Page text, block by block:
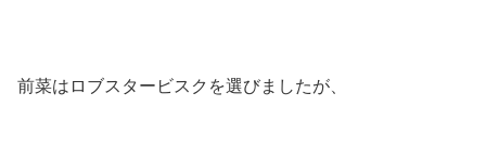
前菜はロブスタービスクを選びましたが、